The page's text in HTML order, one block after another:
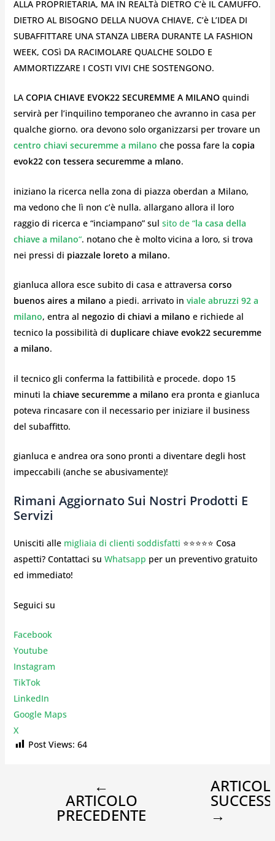
ALLA PROPRIETARIA, MA IN REALTà DIETRO C’è IL CAMUFFO.
DIETRO AL BISOGNO DELLA NUOVA CHIAVE, C’è L’IDEA DI
SUBAFFITTARE UNA STANZA LIBERA DURANTE LA FASHION
WEEK, COSì DA RACIMOLARE QUALCHE SOLDO E
AMMORTIZZARE I COSTI VIVI CHE SOSTENGONO.
LACOPIA CHIAVE EVOK22 SECUREMME A MILANO quindi
servirà per l’inquilino temporaneo che avranno in casa per
qualche giorno. ora devono solo organizzarsi per trovare un
centro chiavi securemme a milano che possa fare la copia
evok22 con tessera securemme a mlano.
iniziano la ricerca nella zona di piazza oberdan a Milano,
ma vedono che lì non c’è nulla. allargano allora il loro
raggio di ricerca e “inciampano” sul sito de “la casa della
chiave a milano“. notano che è molto vicina a loro, si trova
nei pressi di piazzale loreto a milano.
gianluca allora esce subito di casa e attraversa corso
buenos aires a milano a piedi. arrivato in viale abruzzi 92 a
milano, entra al negozio di chiavi a milano e richiede al
tecnico la possibilità di duplicare chiave evok22 securemme
a milano.
il tecnico gli conferma la fattibilità e procede. dopo 15
minuti la chiave securemme a milano era pronta e gianluca
poteva rincasare con il necessario per iniziare il business
del subaffitto.
gianluca e andrea ora sono pronti a diventare degli host
impeccabili (anche se abusivamente)!
Rimani Aggiornato Sui Nostri Prodotti E
Servizi
Unisciti alle migliaia di clienti soddisfatti ⭐⭐⭐⭐⭐ Cosa
aspetti? Contattaci su Whatsapp per un preventivo gratuito
ed immediato!
Seguici su
Facebook
Youtube
Instagram
TikTok
LinkedIn
Google Maps
X
Post Views: 64
←
ARTICOLO
PRECEDENTE →